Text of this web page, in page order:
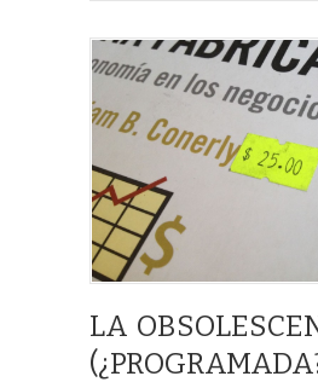
LA